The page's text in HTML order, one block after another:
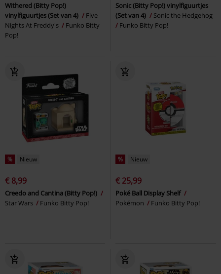
Withered (Bitty Pop!)
vinylfiguurtjes (Set van 4)
Five
Nights At Freddy's
Funko Bitty
Pop!
Sonic (Bitty Pop!) vinylfiguurtjes
(Set van 4)
Sonic the Hedgehog
Funko Bitty Pop!
% Nieuw
€ 8,99
Creedo and Cantina (Bitty Pop!)
Star Wars
Funko Bitty Pop!
% Nieuw
€ 25,99
Poké Ball Display Shelf
Pokémon
Funko Bitty Pop!